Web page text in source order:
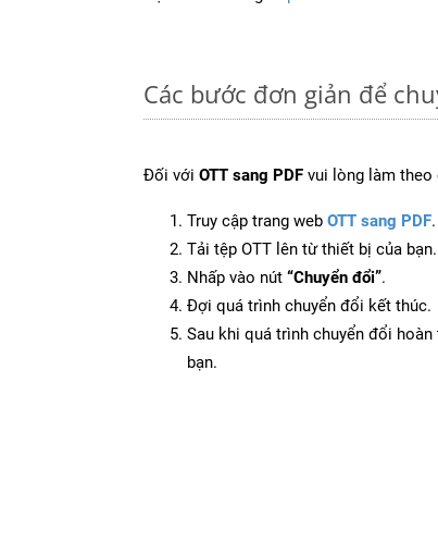
Các bước đơn giản để
Đối với OTT sang PDF vui lòng làm theo
Truy cập trang web OTT sang PDF.
Tải tệp OTT lên từ thiết bị của bạn.
Nhấp vào nút “Chuyển đổi”.
Đợi quá trình chuyển đổi kết thúc.
Sau khi quá trình chuyển đổi
bạn.